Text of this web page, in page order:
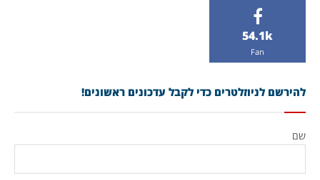
54.1k
Fan
להירשם לניוזלטרים כדי לקבל עדכונים ראשונים!
שם